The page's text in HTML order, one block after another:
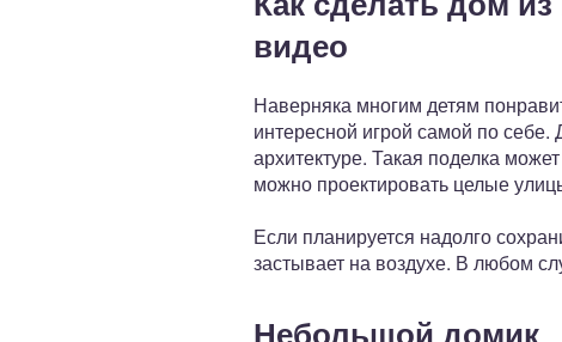
видео
Наверняка многим детям
интересной игрой самой по себе.
архитектуре. Такая поделка
можно проектировать целые
Если планируется надолго
застывает на воздухе. В любом
Небольшой домик